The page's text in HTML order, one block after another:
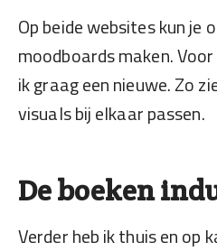
Op beide websites kun je
moodboards maken.
ik graag een nieuwe. Zo
visuals bij elkaar passen.
De boeken
Verder heb ik thuis en op